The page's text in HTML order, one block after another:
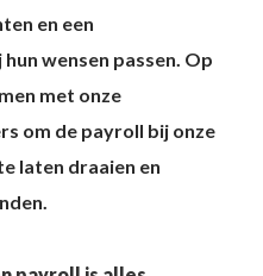
en een
wensen passen. Op
met onze
om de payroll bij onze
laten draaien en